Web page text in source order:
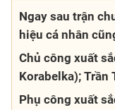
Các môn khác
VIDEO
Bên lề
Ngay sau trận
hiệu cá nhân
Chủ công xuất
Korabelka); Trần
Phụ công xuất